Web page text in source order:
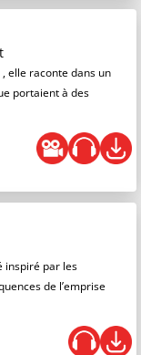
elle raconte dans un
portaient à des
inspiré par les
de l’emprise